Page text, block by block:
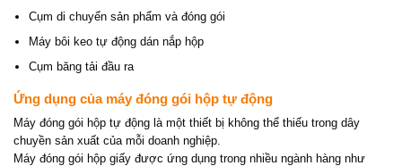
Cụm di chuyển sản phẩm và đóng gói
Máy bôi keo tự động dán nắp hộp
Cụm băng tải đầu ra
Ứng dụng của máy đóng gói hộp tự động
Máy đóng gói hộp tự động là một thiết bị không thể thiếu trong dây
chuyền sản xuất của mỗi doanh nghiệp.
Máy đóng gói hộp giấy được ứng dụng trong nhiều ngành hàng như